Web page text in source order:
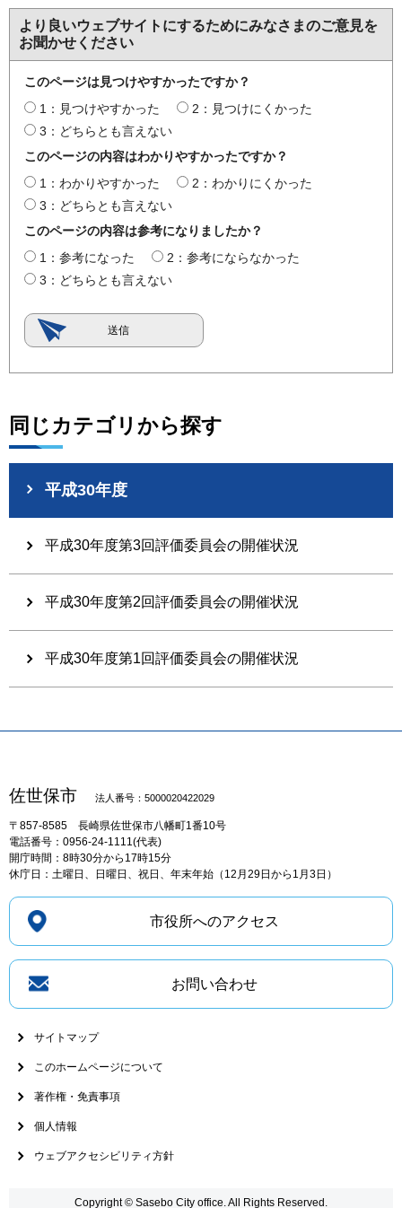
より良いウェブサイトにするためにみなさまのご意見を
お聞かせください
このページは見つけやすかったですか？
1：見つけやすかった
2：見つけにくかった
3：どちらとも言えない
このページの内容はわかりやすかったですか？
1：わかりやすかった
2：わかりにくかった
3：どちらとも言えない
このページの内容は参考になりましたか？
1：参考になった
2：参考にならなかった
3：どちらとも言えない
同じカテゴリから探す
平成30年度
平成30年度第3回評価委員会の開催状況
平成30年度第2回評価委員会の開催状況
平成30年度第1回評価委員会の開催状況
佐世保市 法人番号：5000020422029
〒857-8585 長崎県佐世保市八幡町1番10号
電話番号：0956-24-1111(代表)
開庁時間：8時30分から17時15分
休庁日：土曜日、日曜日、祝日、年末年始（12月29日から1月3日）
市役所へのアクセス
お問い合わせ
サイトマップ
このホームページについて
著作権・免責事項
個人情報
ウェブアクセシビリティ方針
Copyright © Sasebo City office. All Rights Reserved.